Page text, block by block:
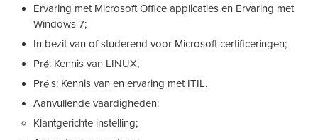
Ervaring met Microsoft Office applicaties en Ervaring met
Windows 7;
In bezit van of studerend voor Microsoft certificeringen;
Pré: Kennis van LINUX;
Pré's: Kennis van en ervaring met ITIL.
Aanvullende vaardigheden:
Klantgerichte instelling;